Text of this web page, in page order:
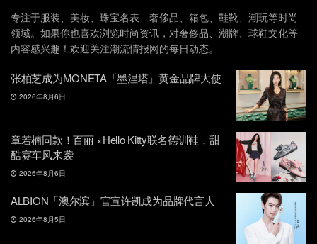
专注于服装、美妆、珠宝名表、奢侈品、箱包、鞋靴、潮玩等时尚
领域。如果你也喜欢浏览时尚资讯，对奢侈品、潮牌、球鞋文化等
内容感兴趣！欢迎关注潮流情报网的每日动态。
张柏芝成为MONETA「墨涅塔」黄金品牌大使
2026年8月6日
章若楠同款！百丽 ×Hello Kitty联名德训鞋，甜
酷赛车风来袭
2026年8月6日
ALBION「澳尔滨」官宣许凯成为品牌代言人
2026年8月5日